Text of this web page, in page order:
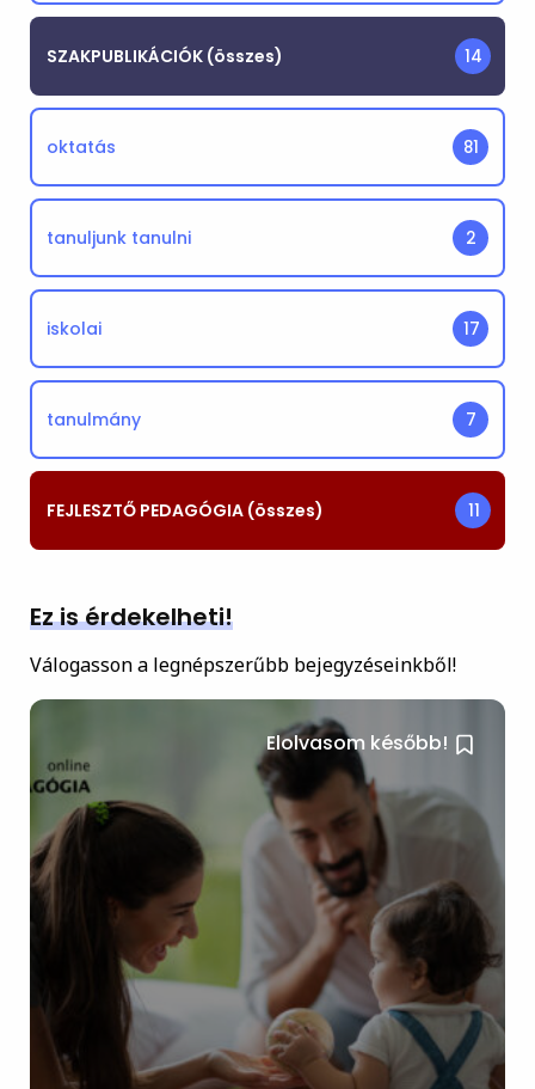
SZAKPUBLIKÁCIÓK (összes) 14
oktatás 81
tanuljunk tanulni 2
iskolai 17
tanulmány 7
FEJLESZTŐ PEDAGÓGIA (összes) 11
Ez is érdekelheti!
Válogasson a legnépszerűbb bejegyzéseinkből!
Elolvasom később!